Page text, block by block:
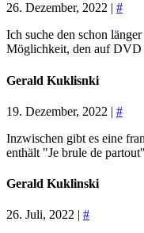
26. Dezember, 2022 | #
Ich suche den schon
Möglichkeit, den auf DVD
Gerald Kuklisnki
19. Dezember, 2022 | #
Inzwischen gibt es eine
enthält "Je brule de
Gerald Kuklinski
26. Juli, 2022 | #